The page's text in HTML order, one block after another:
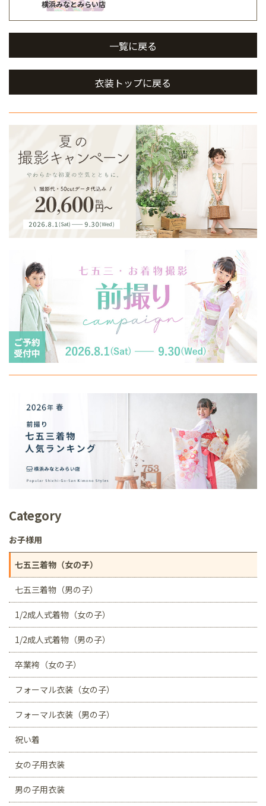
横浜みなとみらい店
一覧に戻る
衣装トップに戻る
Category
お子様用
七五三着物（女の子）
七五三着物（男の子）
1/2成人式着物（女の子）
1/2成人式着物（男の子）
卒業袴（女の子）
フォーマル衣装（女の子）
フォーマル衣装（男の子）
祝い着
女の子用衣装
男の子用衣装